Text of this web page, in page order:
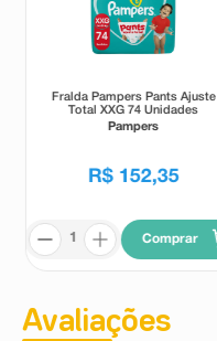
Fralda Pampers Pants Ajuste
Total XXG 74 Unidades
Pampers
R$ 152,35
Comprar
Avaliações